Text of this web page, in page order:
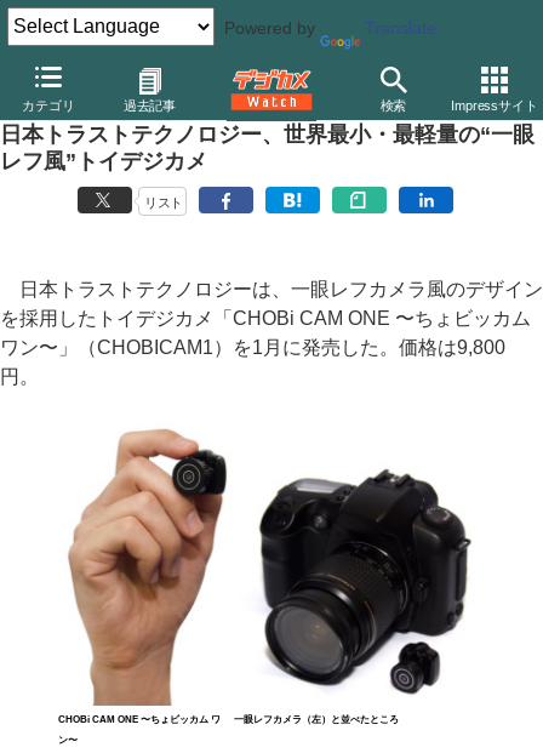
Powered by Translate
カテゴリ 過去記事 検索 Impressサイト
デジカメ Watch カメラ レンズ一体型（コンパクト）カメラ そ
日本トラストテクノロジー、世界最小・最軽量の“一眼
レフ風”トイデジカメ
リスト
日本トラストテクノロジーは、一眼レフカメラ風のデザイン
を採用したトイデジカメ「CHOBi CAM ONE 〜ちょビッカム
ワン〜」（CHOBICAM1）を1月に発売した。価格は9,800
円。
CHOBi CAM ONE 〜ちょビッカム ワ
ン〜
一眼レフカメラ（左）と並べたところ